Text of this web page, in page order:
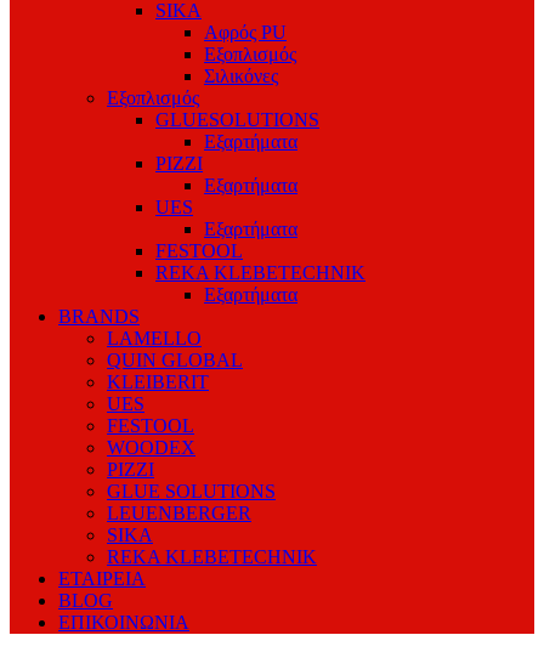
SIKA
Αφρός PU
Εξοπλισμός
Σιλικόνες
Εξοπλισμός
GLUESOLUTIONS
Εξαρτήματα
PIZZI
Εξαρτήματα
UES
Εξαρτήματα
FESTOOL
REKA KLEBETECHNIK
Εξαρτήματα
BRANDS
LAMELLO
QUIN GLOBAL
KLEIBERIT
UES
FESTOOL
WOODEX
PIZZI
GLUE SOLUTIONS
LEUENBERGER
SIKA
REKA KLEBETECHNIK
ΕΤΑΙΡΕΙΑ
BLOG
ΕΠΙΚΟΙΝΩΝΙΑ